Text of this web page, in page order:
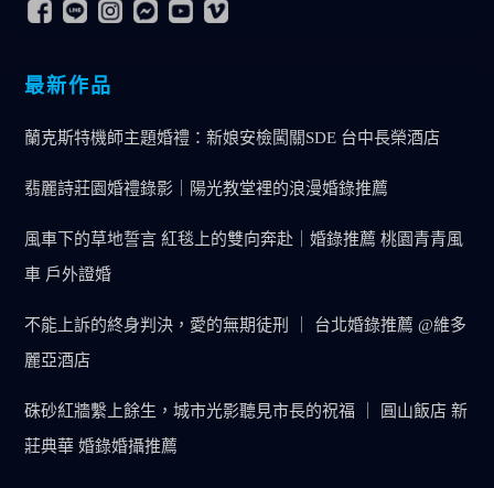
最新作品
蘭克斯特機師主題婚禮：新娘安檢闖關SDE 台中長榮酒店
翡麗詩莊園婚禮錄影｜陽光教堂裡的浪漫婚錄推薦
風車下的草地誓言 紅毯上的雙向奔赴｜婚錄推薦 桃園青青風
車 戶外證婚
不能上訴的終身判決，愛的無期徒刑 ｜ 台北婚錄推薦 @維多
麗亞酒店
硃砂紅牆繫上餘生，城市光影聽見市長的祝福 ｜ 圓山飯店 新
莊典華 婚錄婚攝推薦